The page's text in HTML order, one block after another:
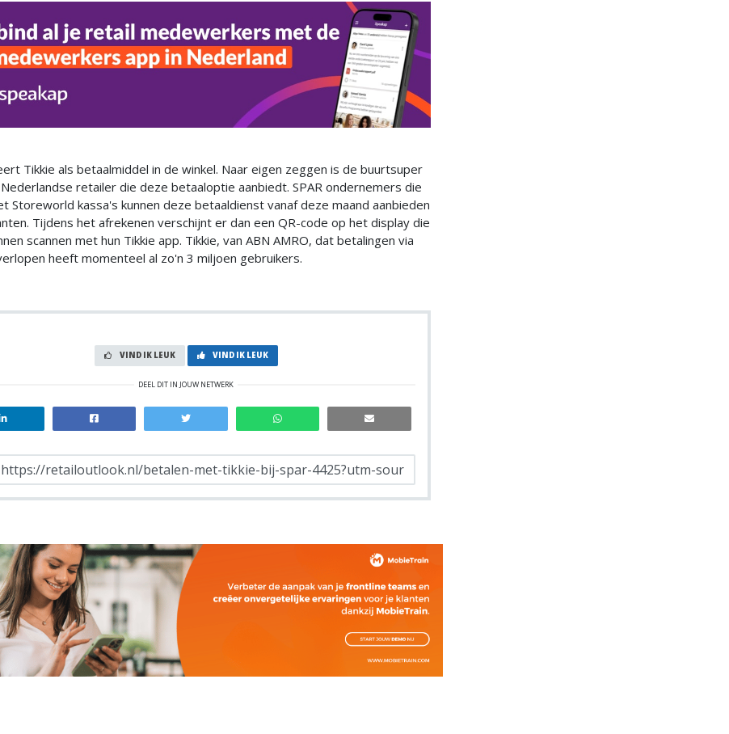
Tikkie als betaalmiddel in de winkel. Naar eigen zeggen is de buurtsuper
retailer die deze betaaloptie aanbiedt. SPAR ondernemers die
Storeworld kassa's kunnen deze betaaldienst vanaf deze maand aanbieden
Tijdens het afrekenen verschijnt er dan een QR-code op het display die
scannen met hun Tikkie app. Tikkie, van ABN AMRO, dat betalingen via
heeft momenteel al zo'n 3 miljoen gebruikers.
VIND IK LEUK VIND IK LEUK
DEEL DIT IN JOUW NETWERK